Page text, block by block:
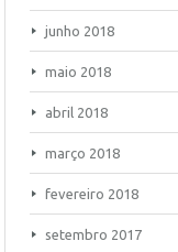
junho 2018
maio 2018
abril 2018
março 2018
fevereiro 2018
setembro 2017